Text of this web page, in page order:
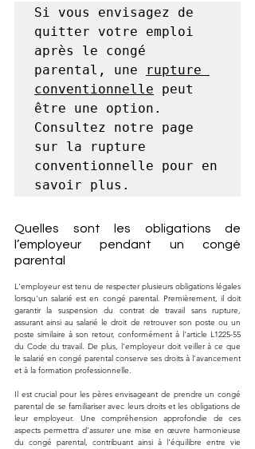
Si vous envisagez de
quitter votre emploi
après le congé
parental, une
rupture
conventionnelle peut
être une option.
Consultez notre page
sur la rupture
conventionnelle pour en
savoir plus.
Quelles sont les obligations de
l’employeur pendant un congé
parental
L'employeur est tenu de respecter plusieurs obligations légales
lorsqu'un salarié est en congé parental. Premièrement, il doit
garantir la suspension du contrat de travail sans rupture,
assurant ainsi au salarié le droit de retrouver son poste ou un
poste similaire à son retour, conformément à l'article L1225-55
du Code du travail. De plus, l'employeur doit veiller à ce que
le salarié en congé parental conserve ses droits à l'avancement
et à la formation professionnelle.
Il est crucial pour les pères envisageant de prendre un congé
parental de se familiariser avec leurs droits et les obligations de
leur employeur. Une compréhension approfondie de ces
aspects permettra d'assurer une mise en œuvre harmonieuse
du congé parental, contribuant ainsi à l'équilibre entre vie